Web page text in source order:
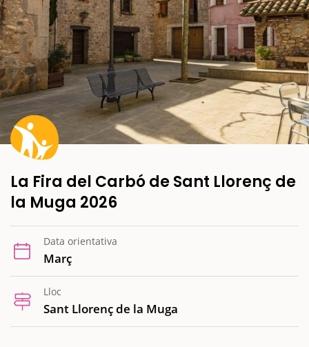
La Fira del Carbó de Sant Llorenç de
la Muga 2026
Data orientativa
Març
Lloc
Sant Llorenç de la Muga